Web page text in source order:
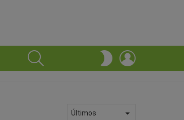
SWITCH
SKIN